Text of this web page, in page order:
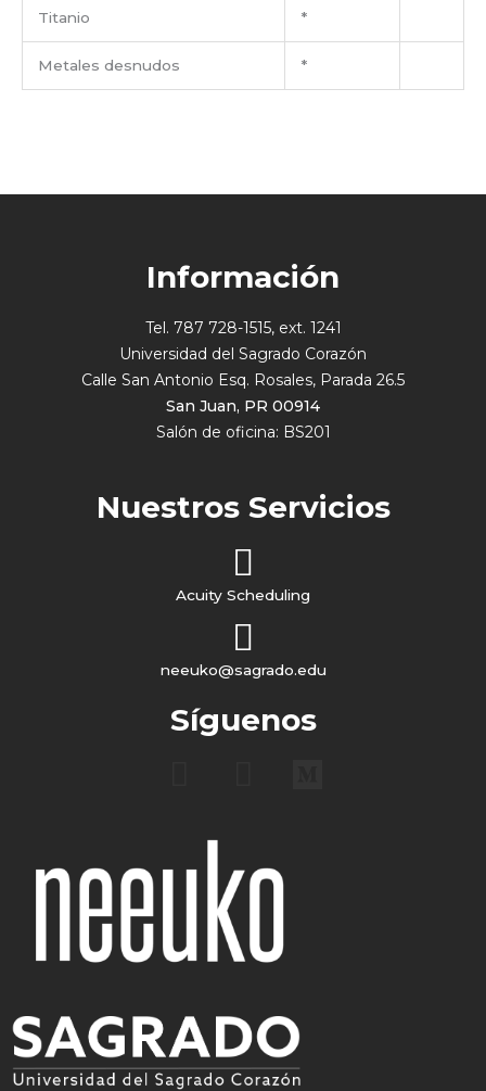
Titanio *
Metales desnudos *
Información
Tel. 787 728-1515, ext. 1241
Universidad del Sagrado Corazón
Calle San Antonio Esq. Rosales, Parada 26.5
San Juan, PR 00914
Salón de oficina: BS201
Nuestros Servicios
Acuity Scheduling
neeuko@sagrado.edu
Síguenos